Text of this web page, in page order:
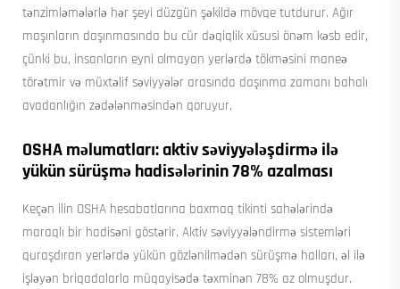
tənzimləmələrlə hər şeyi düzgün şəkildə mövqe tutdurur. Ağır
maşınların daşınmasında bu cür dəqiqlik xüsusi önəm kəsb edir,
çünki bu, insanların eyni olmayan yerlərdə tökməsini maneə
törətmir və müxtəlif səviyyələr arasında daşınma zamanı bahalı
avadanlığın zədələnməsindən qoruyur.
OSHA məlumatları: aktiv səviyyələşdirmə ilə
yükün sürüşmə hadisələrinin 78% azalması
Keçən ilin OSHA hesabatlarına baxmaq tikinti sahələrində
maraqlı bir hadisəni göstərir. Aktiv səviyyələndirmə sistemləri
quraşdıran yerlərdə yükün gözlənilmədən sürüşmə halları, əl ilə
işləyən briqadalarla müqayisədə təxminən 78% az olmuşdur.